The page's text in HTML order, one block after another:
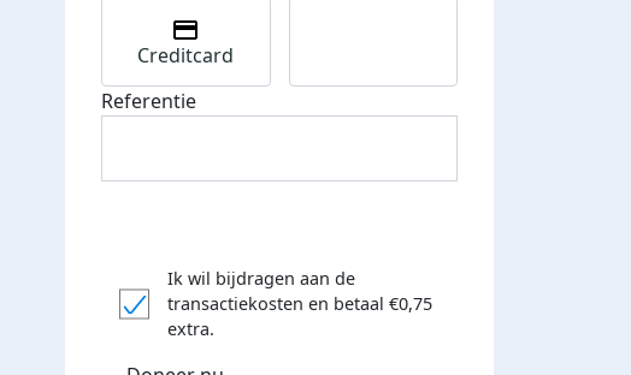
Creditcard
Referentie
Ik wil bijdragen aan de
transactiekosten en betaal €0,75
extra.